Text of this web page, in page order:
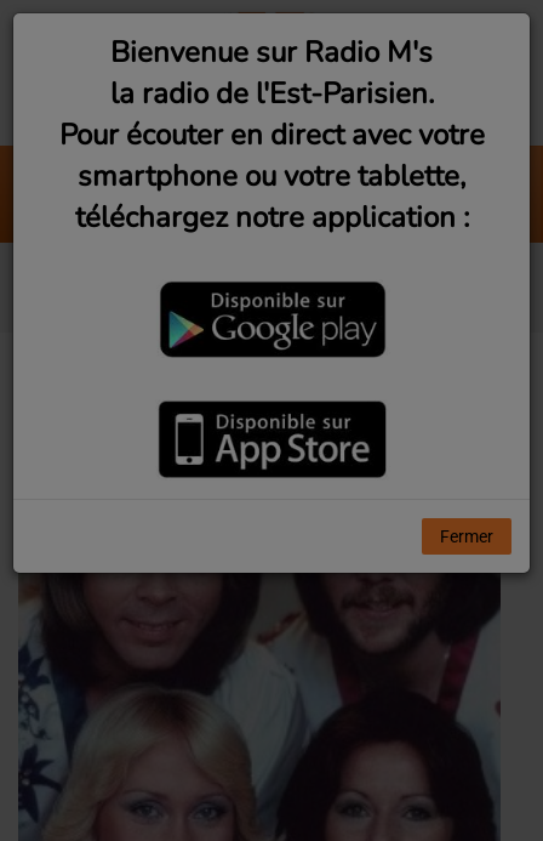
Brasil Mix by DJ Zorba #4
Radio M's (DJ Zorba)
ABBA
Bienvenue sur Radio M's
la radio de l'Est-Parisien.
Pour écouter en direct avec votre
smartphone ou votre tablette,
téléchargez notre application :
Fermer